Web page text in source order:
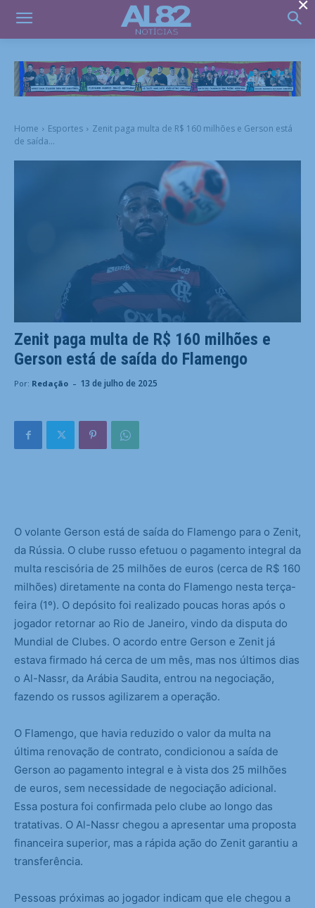
Home Esportes
Zenit paga multa de R$ 160 milhões e Gerson está
de saída...
Zenit paga multa de R$ 160 milhões e
Gerson está de saída do Flamengo
Por: Redação - 13 de julho de 2025
O volante Gerson está de saída do Flamengo para o Zenit,
da Rússia. O clube russo efetuou o pagamento integral da
multa rescisória de 25 milhões de euros (cerca de R$ 160
milhões) diretamente na conta do Flamengo nesta terça-
feira (1º). O depósito foi realizado poucas horas após o
jogador retornar ao Rio de Janeiro, vindo da disputa do
Mundial de Clubes. O acordo entre Gerson e Zenit já
estava firmado há cerca de um mês, mas nos últimos dias
o Al-Nassr, da Arábia Saudita, entrou na negociação,
fazendo os russos agilizarem a operação.
O Flamengo, que havia reduzido o valor da multa na
última renovação de contrato, condicionou a saída de
Gerson ao pagamento integral e à vista dos 25 milhões
de euros, sem necessidade de negociação adicional.
Essa postura foi confirmada pelo clube ao longo das
tratativas. O Al-Nassr chegou a apresentar uma proposta
financeira superior, mas a rápida ação do Zenit garantiu a
transferência.
Pessoas próximas ao jogador indicam que ele chegou a